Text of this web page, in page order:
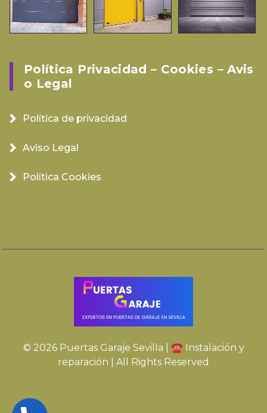
Política Privacidad – Cookies – Avis
O Legal
Política de privacidad
Aviso Legal
Política Cookies
© 2026 Puertas Garaje Sevilla | ☎️ Instalación y
reparación | All Rights Reserved